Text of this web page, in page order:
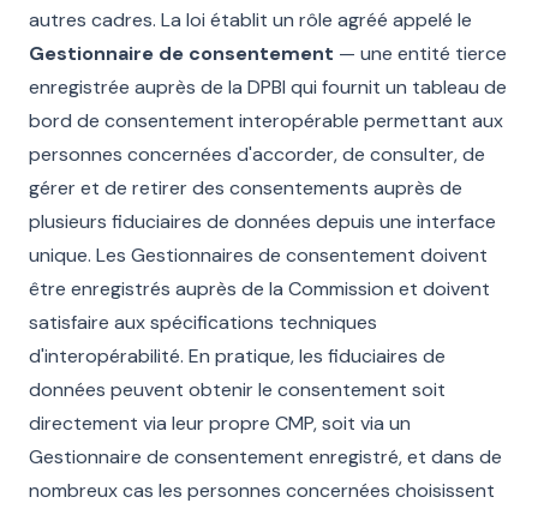
autres cadres. La loi établit un rôle agréé appelé le
Gestionnaire de consentement — une entité tierce
enregistrée auprès de la DPBI qui fournit un tableau de
bord de consentement interopérable permettant aux
personnes concernées d'accorder, de consulter, de
gérer et de retirer des consentements auprès de
plusieurs fiduciaires de données depuis une interface
unique. Les Gestionnaires de consentement doivent
être enregistrés auprès de la Commission et doivent
satisfaire aux spécifications techniques
d'interopérabilité. En pratique, les fiduciaires de
données peuvent obtenir le consentement soit
directement via leur propre CMP, soit via un
Gestionnaire de consentement enregistré, et dans de
nombreux cas les personnes concernées choisissent